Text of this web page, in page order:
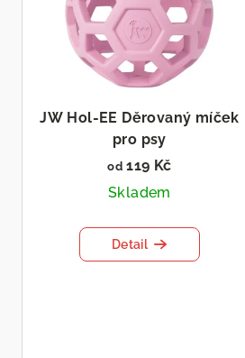
JW Hol-EE Děrovaný míček
pro psy
od119 Kč
Skladem
Detail